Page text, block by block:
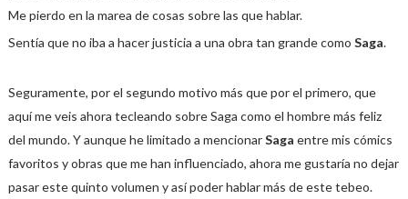
Me pierdo en la marea de cosas sobre las que hablar.
Sentía que no iba a hacer justicia a una obra tan grande como Saga.
Seguramente, por el segundo motivo más que por el primero, que
aquí me veis ahora tecleando sobre Saga como el hombre más feliz
del mundo. Y aunque he limitado a mencionarSaga entre mis cómics
favoritos y obras que me han influenciado, ahora me gustaría no dejar
pasar este quinto volumen y así poder hablar más de este tebeo.